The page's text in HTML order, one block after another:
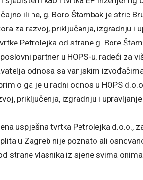
ili ne, g. Boro Štambak je stric
za razvoj, priključenja, izgradnju i
Petrolejka od strane g. Bore
partner u HOPS-u, radeći za
odnosa sa vanjskim
ga je u radni odnos u HOPS
priključenja, izgradnju i upravljanje.
uspješna tvrtka Petrolejka d.o.o.,
u Zagreb nije poznato ali
strane vlasnika iz sjene svima